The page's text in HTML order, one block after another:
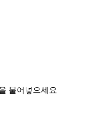
불어넣으세요